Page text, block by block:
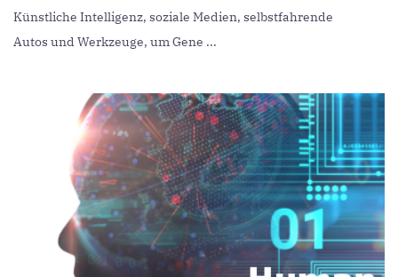
Künstliche Intelligenz, soziale Medien, selbstfahrende
Autos und Werkzeuge, um Gene ...